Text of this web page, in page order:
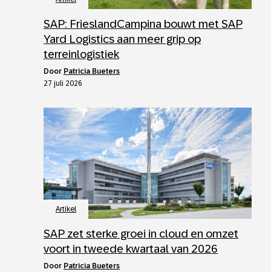
SAP: FrieslandCampina bouwt met SAP
Yard Logistics aan meer grip op
terreinlogistiek
door Patricia Bueters
27 juli 2026
Artikel
SAP zet sterke groei in cloud en omzet
voort in tweede kwartaal van 2026
door Patricia Bueters